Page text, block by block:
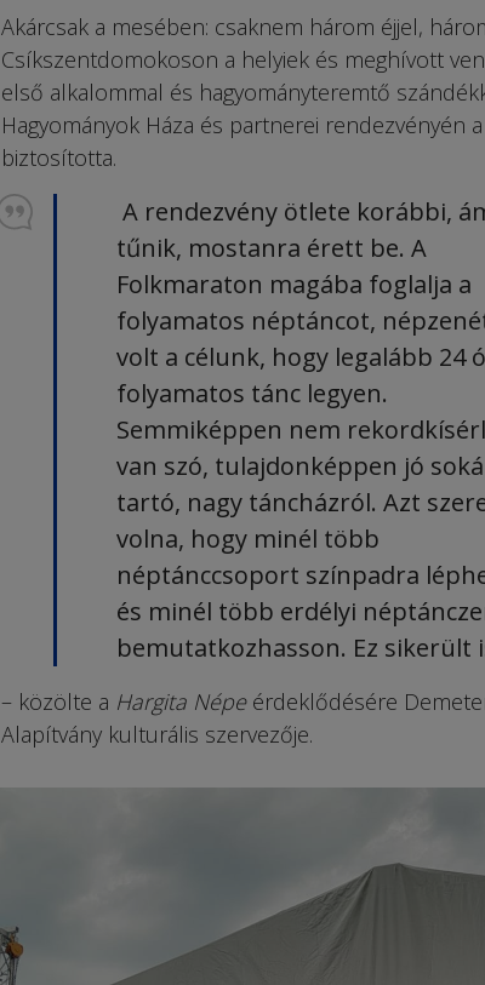
Akárcsak a mesében: csaknem három éjjel,
Csíkszentdomokoson a helyiek és meghívott
első alkalommal és hagyományteremtő
Hagyományok Háza és partnerei rendezvényén
biztosította.
A rendezvény ötlete korábbi,
tűnik, mostanra érett be. A
Folkmaraton magába foglalja a
folyamatos néptáncot,
volt a célunk, hogy legalább 24
folyamatos tánc legyen.
Semmiképpen nem
van szó, tulajdonképpen jó
tartó, nagy táncházról. Azt
volna, hogy minél több
néptánccsoport színpadra
és minél több erdélyi
bemutatkozhasson. Ez sikerült
– közölte a Hargita Népeérdeklődésére
Alapítvány kulturális szervezője.